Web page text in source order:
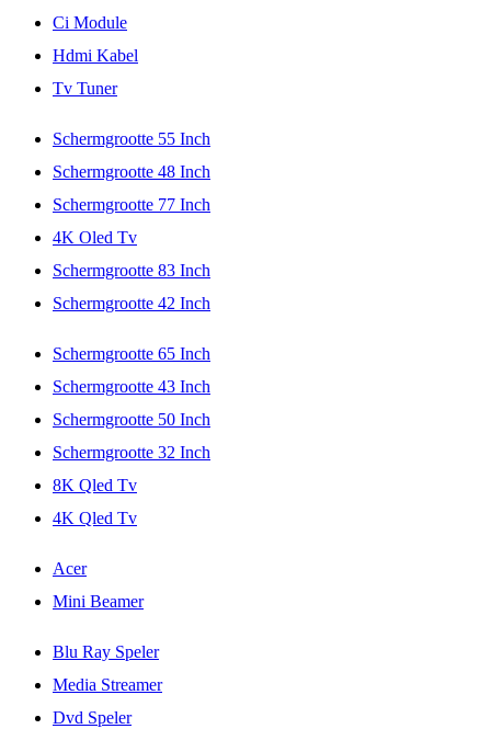
Ci Module
Hdmi Kabel
Tv Tuner
Schermgrootte 55 Inch
Schermgrootte 48 Inch
Schermgrootte 77 Inch
4K Oled Tv
Schermgrootte 83 Inch
Schermgrootte 42 Inch
Schermgrootte 65 Inch
Schermgrootte 43 Inch
Schermgrootte 50 Inch
Schermgrootte 32 Inch
8K Qled Tv
4K Qled Tv
Acer
Mini Beamer
Blu Ray Speler
Media Streamer
Dvd Speler